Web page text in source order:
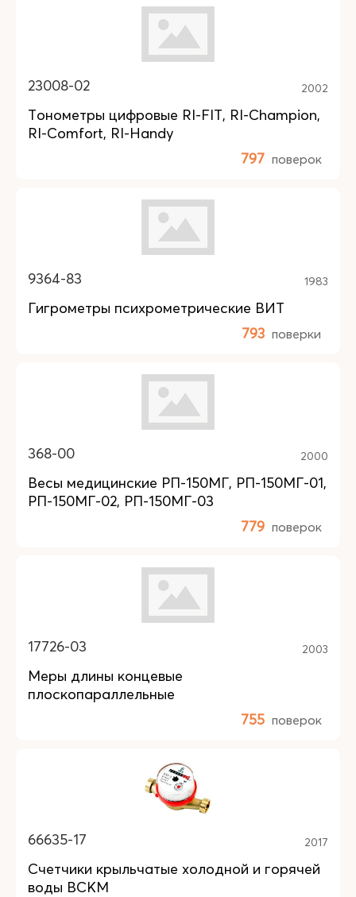
23008-02 2002
Тонометры цифровые RI-FIT, RI-Champion,
RI-Comfort, RI-Handy
797 поверок
9364-83 1983
Гигрометры психрометрические ВИТ
793 поверки
368-00 2000
Весы медицинские РП-150МГ, РП-150МГ-01,
РП-150МГ-02, РП-150МГ-03
779 поверок
17726-03 2003
Меры длины концевые
плоскопараллельные
755 поверок
66635-17 2017
Счетчики крыльчатые холодной и горячей
воды ВСКМ